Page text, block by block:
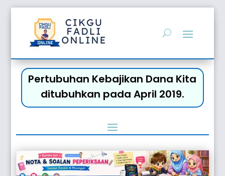
Pertubuhan Kebajikan Dana Kita
ditubuhkan pada April 2019.